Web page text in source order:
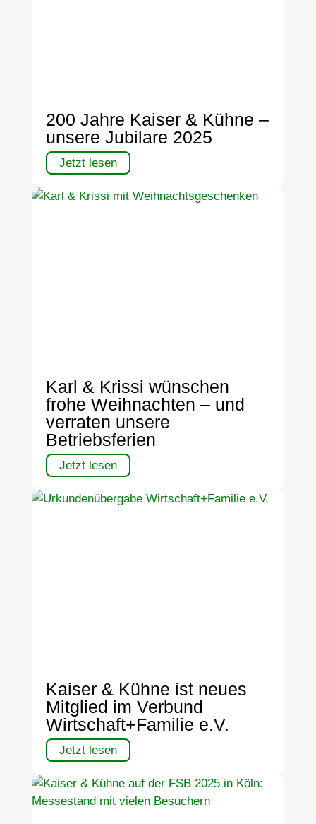
200 Jahre Kaiser & Kühne –
unsere Jubilare 2025
Jetzt lesen
Karl & Krissi wünschen
frohe Weihnachten – und
verraten unsere
Betriebsferien
Jetzt lesen
Kaiser & Kühne ist neues
Mitglied im Verbund
Wirtschaft+Familie e.V.
Jetzt lesen